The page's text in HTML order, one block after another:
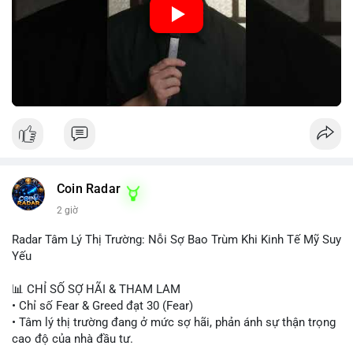
hiệu tích cực, nhưng Funding Rate thấp và tâm lý Fear cho thấy
chưa có động lực tăng giá mạnh. Nhà đầu tư nên thận trọng,
tránh sử dụng đòn bẩy cao. Với Vlike Market Index ở mức
42/100, chiến lược hợp lý là quan sát và chờ đợi tín hiệu rõ
ràng hơn. Nếu BTC giữ được vùng hỗ trợ hiện tại và Fear &
Greed Index phục hồi lên trên 40, có thể xem xét mua dần.
#vlikemarketindex42
Coin Radar
2 giờ
Radar Tâm Lý Thị Trường: Nỗi Sợ Bao Trùm Khi Kinh Tế Mỹ Suy
Yếu
📊 CHỈ SỐ SỢ HÃI & THAM LAM
• Chỉ số Fear & Greed đạt 30 (Fear)
• Tâm lý thị trường đang ở mức sợ hãi, phản ánh sự thận trọng
cao độ của nhà đầu tư.